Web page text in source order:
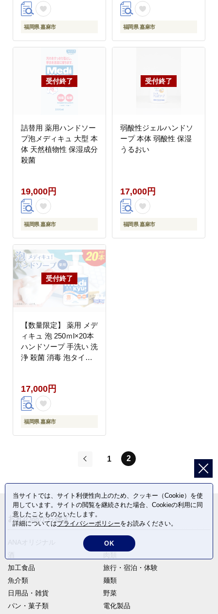
福岡県 嘉麻市
容量
福岡県 嘉麻市
詰替用 薬用ハンドソー
プ泡メディキュ 大型 本
体 天然植物性 保湿成分
殺菌
19,000円
福岡県 嘉麻市
弱酸性ジェルハンドソ
ープ 本体 弱酸性 保湿
うるおい
17,000円
福岡県 嘉麻市
【数量限定】 薬用 メデ
ィキュ 泡 250ｍl×20本
ハンドソープ 手洗い 洗
浄 殺菌 消毒 泡タイプ
17,000円
福岡県 嘉麻市
1 2
お礼の品から探す
定期便
加工食品
旅行・宿泊・体験
魚介類
麺類
日用品・雑貨
野菜
パン・菓子類
電化製品
当サイトでは、サイト利便性向上のため、クッキー（Cookie）を使
用しています。サイトの閲覧を継続された場合、Cookieの利用に同
意したことものといたします。
詳細についてはプライバシーポリシーをお読みください。
OK